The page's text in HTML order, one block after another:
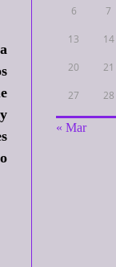
6 7
13 14
20 21
27 28
« Mar